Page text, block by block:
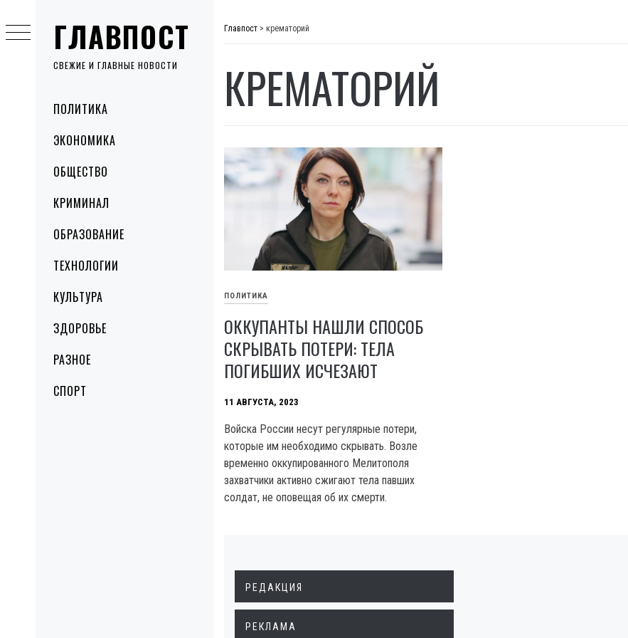
ГЛАВПОСТ
СВЕЖИЕ И ГЛАВНЫЕ НОВОСТИ
MenuПОЛИТИКА
ЭКОНОМИКА
ОБЩЕСТВО
КРИМИНАЛ
ОБРАЗОВАНИЕ
ТЕХНОЛОГИИ
КУЛЬТУРА
ЗДОРОВЬЕ
РАЗНОЕ
СПОРТ
to
content
Главпост > крематорий
КРЕМАТОРИЙ
ПОЛИТИКА
ОККУПАНТЫ НАШЛИ СПОСОБ
СКРЫВАТЬ ПОТЕРИ: ТЕЛА
ПОГИБШИХ ИСЧЕЗАЮТ
11 АВГУСТА, 2023
Войска России несут регулярные потери,
которые им необходимо скрывать. Возле
временно оккупированного Мелитополя
захватчики активно сжигают тела павших
солдат, не оповещая об их смерти.
РЕДАКЦИЯ
РЕКЛАМА